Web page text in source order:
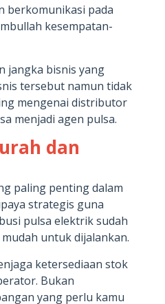
berkomunikasi pada
kesempatan-
jangka bisnis yang
tersebut namun tidak
mengenai distributor
menjadi agen pulsa.
dan
paling penting dalam
strategis guna
pulsa elektrik sudah
untuk dijalankan.
ketersediaan stok
Bukan
yang perlu kamu